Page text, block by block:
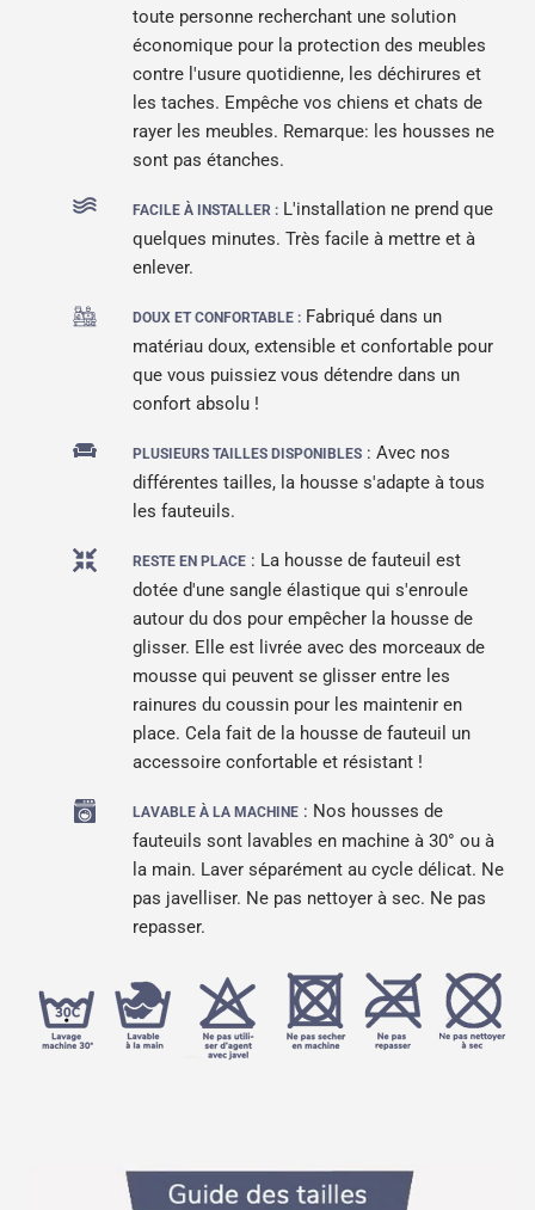
toute personne recherchant une solution
économique pour la protection des meubles
contre l'usure quotidienne, les déchirures et
les taches. Empêche vos chiens et chats de
rayer les meubles. Remarque: les housses ne
sont pas étanches.
FACILE À INSTALLER : L'installation ne prend que
quelques minutes. Très facile à mettre et à
enlever.
DOUX ET CONFORTABLE : Fabriqué dans un
matériau doux, extensible et confortable pour
que vous puissiez vous détendre dans un
confort absolu !
PLUSIEURS TAILLES DISPONIBLES : Avec nos
différentes tailles, la housse s'adapte à tous
les fauteuils.
RESTE EN PLACE : La housse de fauteuil est
dotée d'une sangle élastique qui s'enroule
autour du dos pour empêcher la housse de
glisser. Elle est livrée avec des morceaux de
mousse qui peuvent se glisser entre les
rainures du coussin pour les maintenir en
place.Cela fait de la housse de fauteuil un
accessoire confortable et résistant !
LAVABLE À LA MACHINE : Nos housses de
fauteuils sont lavables en machine à 30° ou à
la main. Laver séparément au cycle délicat. Ne
pas javelliser. Ne pas nettoyer à sec. Ne pas
repasser.